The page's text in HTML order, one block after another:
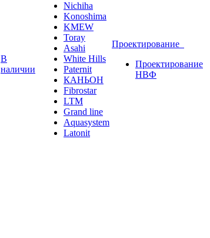
В
наличии
Nichiha
Konoshima
KMEW
Toray
Asahi
White Hills
Paternit
КАНЬОН
Fibrostar
LTM
Grand line
Aquasystem
Latonit
Проектирование
Проектирование
НВФ